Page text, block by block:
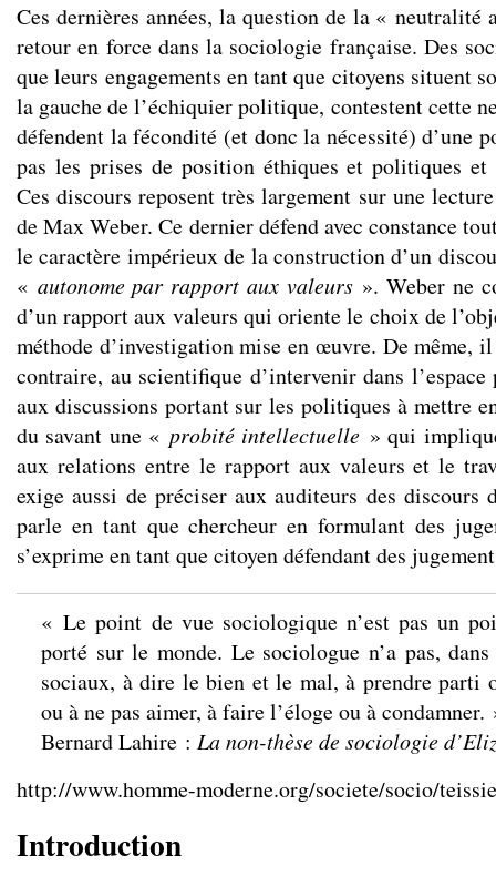
Ces dernières années, la question de la «
retour en force dans la sociologie française. Des
que leurs engagements en tant que citoyens situent
la gauche de l’échiquier politique, contestent cette
défendent la fécondité (et donc la nécessité) d’une
pas les prises de position éthiques et politiques
Ces discours reposent très largement sur une
de Max Weber. Ce dernier défend avec constance
le caractère impérieux de la construction d’un
« autonome par rapport aux valeurs». Weber ne
d’un rapport aux valeurs qui oriente le choix de
méthode d’investigation mise en œuvre. De même,
contraire, au scientifique d’intervenir dans
aux discussions portant sur les politiques à mettre
du savant une « probité intellectuelle » qui
aux relations entre le rapport aux valeurs et le
exige aussi de préciser aux auditeurs des discours
parle en tant que chercheur en formulant des
s’exprime en tant que citoyen défendant des
« Le point de vue sociologique n’est pas un
porté sur le monde. Le sociologue n’a pas,
sociaux, à dire le bien et le mal, à prendre parti
ou à ne pas aimer, à faire l’éloge ou à condamner.
Bernard Lahire : La non-thèse de sociologie
http://www.homme-moderne.org/societe/socio/
Introduction